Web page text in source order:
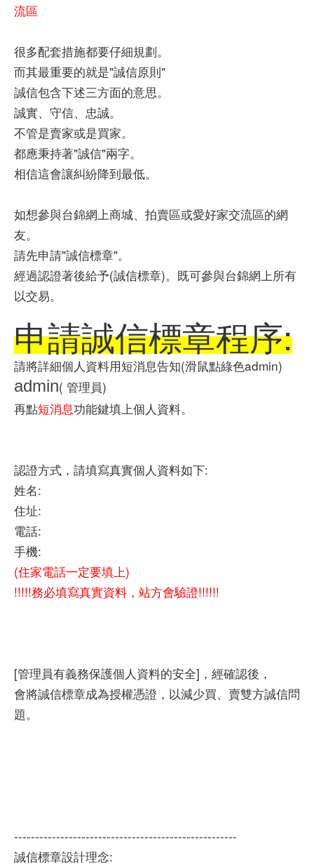
流區
很多配套措施都要仔細規劃。
而其最重要的就是"誠信原則"
誠信包含下述三方面的意思。
誠實、守信、忠誠。
不管是賣家或是買家。
都應秉持著"誠信"兩字。
相信這會讓糾紛降到最低。
如想參與台錦網上商城、拍賣區或愛好家交流區的網
友。
請先申請"誠信標章"。
經過認證著後給予(誠信標章)。既可參與台錦網上所有
以交易。
申請誠信標章程序:
請將詳細個人資料用短消息告知(滑鼠點綠色admin)
admin( 管理員)
再點短消息功能鍵填上個人資料。
認證方式，請填寫真實個人資料如下:
姓名:
住址:
電話:
手機:
(住家電話一定要填上)
!!!!!務必填寫真實資料，站方會驗證!!!!!!
[管理員有義務保護個人資料的安全]，經確認後，
會將誠信標章成為授權憑證，以減少買、賣雙方誠信問
題。
-----------------------------------------------------
誠信標章設計理念: